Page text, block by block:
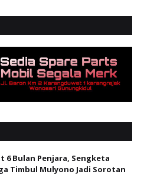
6 Bulan Penjara, Sengketa
Timbul Mulyono Jadi Sorotan